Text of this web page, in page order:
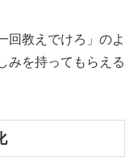
回教えでけろ」のよ
みを持ってもらえる